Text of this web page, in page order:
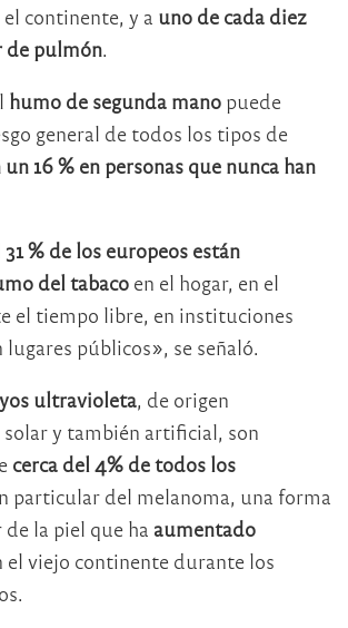
el continente, y a uno de cada diez
de pulmón.
humo de segunda mano puede
general de todos los tipos de
un 16 % en personas que nunca han
31 % de los europeos están
del tabaco en el hogar, en el
el tiempo libre, en instituciones
lugares públicos», se señaló.
ultravioleta, de origen
y también artificial, son
cerca del 4% de todos los
particular del melanoma, una forma
de la piel que ha aumentado
el viejo continente durante los